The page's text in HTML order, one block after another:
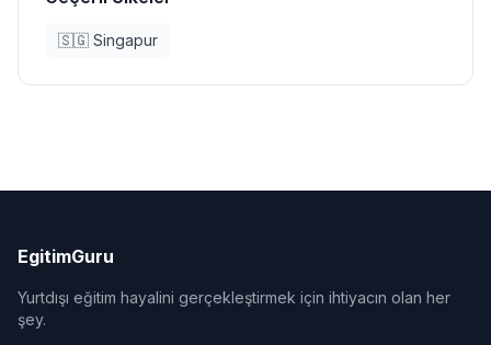
🇸🇬 Singapur
EgitimGuru
Yurtdışı eğitim hayalini gerçekleştirmek için ihtiyacın olan her
şey.